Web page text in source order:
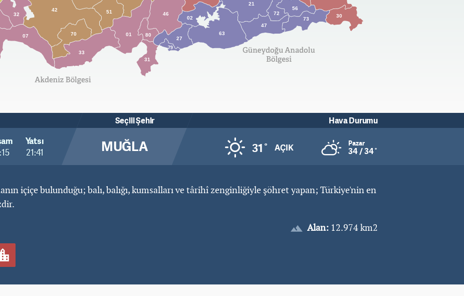
01
02
07
21
27
30
31
32
33
42
46
47
51
56
63
70
72
73
79
80
Seçili Şehir
MUĞLA
Yatsı
21:41
Hava Durumu
Pazar
34 / 34˚
31˚ AÇIK
içiçe bulunduğu; balı, balığı, kumsalları ve târihî zenginliğiyle şöhret yapan; Türkiye'nin en
Alan: 12.974 km2